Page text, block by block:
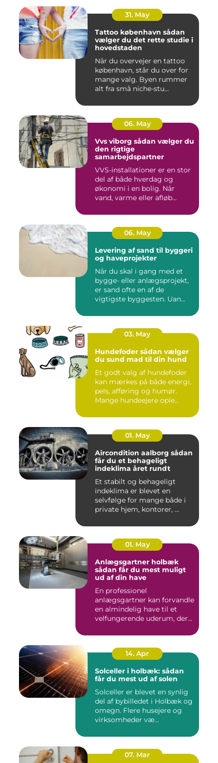
31. May
Tattoo københavn sådan
vælger du det rette studie i
hovedstaden
Når du overvejer en tattoo
københavn, står du over for
mange valg. Byen rummer
alt fra små niche-stu...
06. May
Vvs viborg sådan vælger du
den rigtige
samarbejdspartner
VVS-installationer er en stor
del af både hverdag og
økonomi i en bolig. Når
vand, varme eller afløb...
06. May
Levering af sand til byggeri
og haveprojekter
Når du skal i gang med et
bygge- eller anlægsprojekt,
er sand ofte en af de
vigtigste byggesten. Uan...
03. May
Hundefoder sådan vælger
du sund mad til din hund
Et godt valg af hundefoder
kan mærkes på både energi,
pels, afføring og humør.
Mange hundeejere ople...
01. May
Aircondition aalborg sådan
får du et behageligt
indeklima året rundt
Et stabilt og behageligt
indeklima er blevet en
selvfølge for mange både i
private hjem, kontorer, ...
01. May
Anlægsgartner holbæk
sådan får du mest muligt
ud af din have
En professionel
anlægsgartner kan forvandle
en almindelig have til et
velfungerende uderum, der
14. Apr
Solceller i holbæk: sådan
får du mest ud af solen
Solceller er blevet en synlig
del af bybilledet i Holbæk og
omegn. Flere husejere og
virksomheder væ...
07. Mar